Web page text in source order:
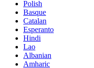
Polish
Basque
Catalan
Esperanto
Hindi
Lao
Albanian
Amharic